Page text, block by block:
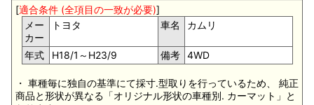
[適合条件 (全項目の一致が必要)]
メー
カー
トヨタ 車名 カムリ
年式 H18/1～H23/9 備考 4WD
・ 車種毎に独自の基準にて採寸.型取りを行っているため、 純正
商品と形状が異なる「オリジナル形状の車種別. カーマット」と